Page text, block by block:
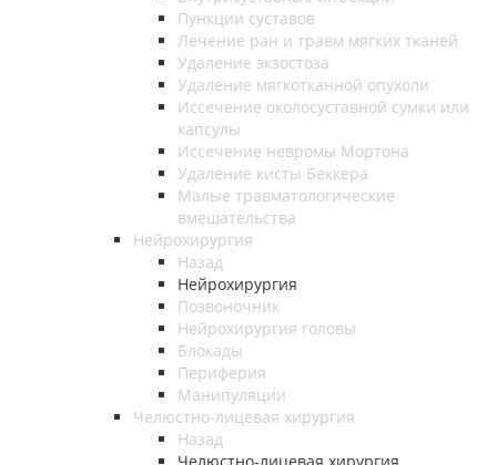
Пункции суставов
Лечение ран и травм мягких тканей
Удаление экзостоза
Удаление мягкотканной опухоли
Иссечение околосуставной сумки или
капсулы
Иссечение невромы Мортона
Удаление кисты Беккера
Малые травматологические
вмешательства
Нейрохирургия
Назад
Нейрохирургия
Позвоночник
Нейрохирургия головы
Блокады
Периферия
Манипуляции
Челюстно-лицевая хирургия
Назад